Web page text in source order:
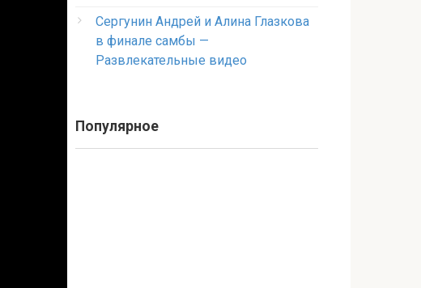
Сергунин Андрей и Алина Глазкова
в финале самбы —
Развлекательные видео
Популярное